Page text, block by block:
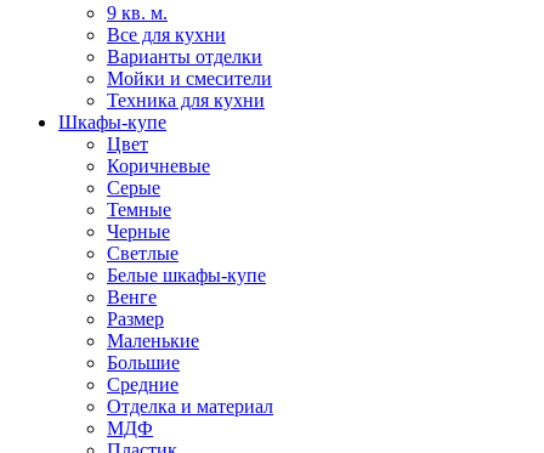
9 кв. м.
Все для кухни
Варианты отделки
Мойки и смесители
Техника для кухни
Шкафы-купе
Цвет
Коричневые
Серые
Темные
Черные
Светлые
Белые шкафы-купе
Венге
Размер
Маленькие
Большие
Средние
Отделка и материал
МДФ